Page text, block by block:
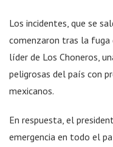
Los incidentes, que se
comenzaron tras la fuga
líder de Los Choneros,
peligrosas del país con
mexicanos.
En respuesta, el
emergencia en todo el